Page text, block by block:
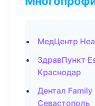
МедЦентр
ЗдравПункт
Краснодар
Дентал
Севастополь